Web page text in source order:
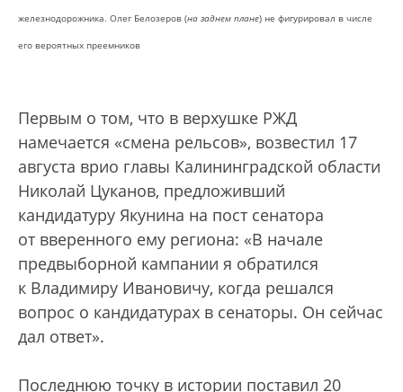
железнодорожника. Олег Белозеров (на заднем плане) не фигурировал в числе
его вероятных преемников
Первым о том, что в верхушке РЖД
намечается «смена рельсов», возвестил 17
августа врио главы Калининградской области
Николай Цуканов, предложивший
кандидатуру Якунина на пост сенатора
от вверенного ему региона: «В начале
предвыборной кампании я обратился
к Владимиру Ивановичу, когда решался
вопрос о кандидатурах в сенаторы. Он сейчас
дал ответ».
Последнюю точку в истории поставил 20